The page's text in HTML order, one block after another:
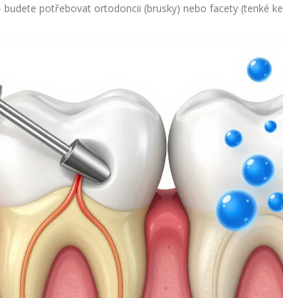
potřebovat ortodoncii (brusky) nebo facety (tenké